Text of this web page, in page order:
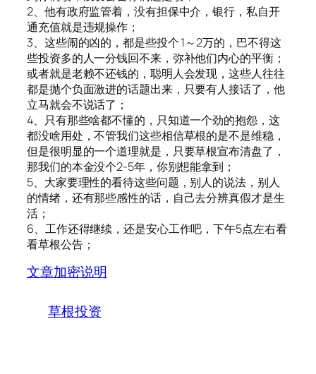
2、他有政府监管着，没有担保中介，银行，私自开
通充值就是违规操作；
3、这些闹的凶的，都是些投个 1～2万的，巴不得这
些投资多的人一分钱回不来，弥补他们内心的平衡；
或者就是老赖不还钱的，聪明人会发现，这些人往往
都是抛个负面激进的话题出来，只要有人接话了，他
立马就会不说话了；
4、只有那些啥都不懂的，只知道一个劲的抱怨，这
都没啥用处，不管我们这些相信草根的是不是维稳，
但是很明显的一个道理就是，只要草根宣布清盘了，
那我们的本金没个2-5年，你别想能拿到；
5、大家要理性的看待这些问题，别人的说法，别人
的情绪，还有那些感性的话，自己去分辨真假才是生
活；
6、工作还得继续，还是安心工作吧，下午5点左右看
看草根公告；
文章加密说明
草根投资